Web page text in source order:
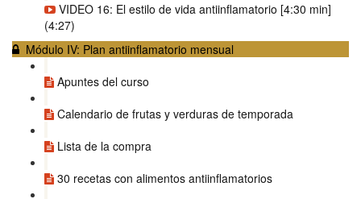
VIDEO 16: El estilo de vida antiinflamatorio [4:30 min]
(4:27)
Módulo IV: Plan antiinflamatorio mensual
Apuntes del curso
Calendario de frutas y verduras de temporada
Lista de la compra
30 recetas con alimentos antiinflamatorios